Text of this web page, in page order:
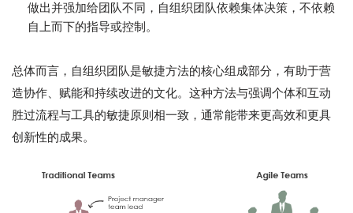
做出并强加给团队不同，自组织团队依赖集体决策，不依赖
自上而下的指导或控制。
总体而言，自组织团队是敏捷方法的核心组成部分，有助于营
造协作、赋能和持续改进的文化。这种方法与强调个体和互动
胜过流程与工具的敏捷原则相一致，通常能带来更高效和更具
创新性的成果。